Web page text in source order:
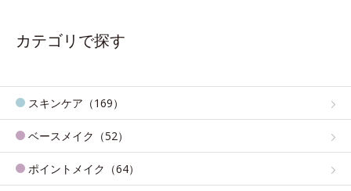
カテゴリで探す
スキンケア（169）
ベースメイク（52）
ポイントメイク（64）